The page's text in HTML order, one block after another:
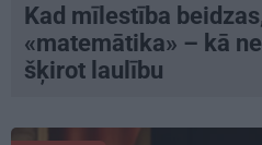
Kad mīlestība
«matemātika» – kā
šķirot laulību